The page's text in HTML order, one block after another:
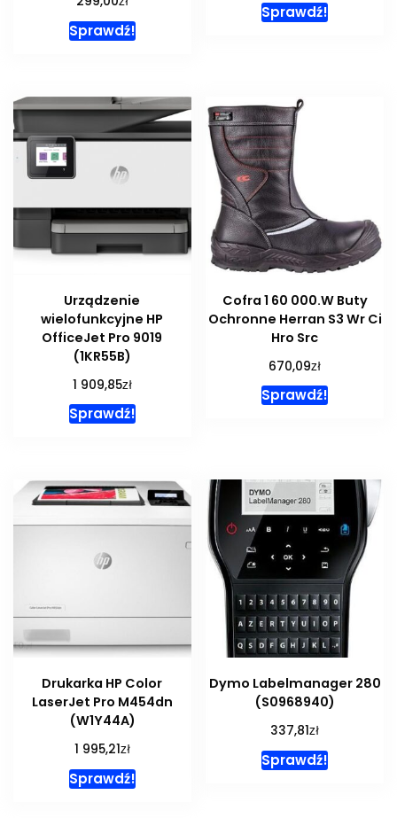
Sprawdź!
Sprawdź!
Urządzenie
wielofunkcyjne HP
OfficeJet Pro 9019
(1KR55B)
1 909,85zł
Sprawdź!
Cofra 1 60 000.W Buty
Ochronne Herran S3 Wr Ci
Hro Src
670,09zł
Sprawdź!
Drukarka HP Color
LaserJet Pro M454dn
(W1Y44A)
1 995,21zł
Sprawdź!
Dymo Labelmanager 280
(S0968940)
337,81zł
Sprawdź!